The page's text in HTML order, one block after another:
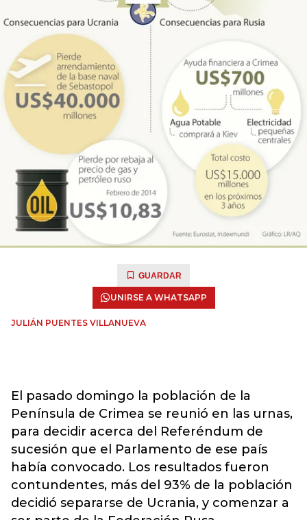
GUARDAR
UNIRSE A WHATSAPP
JULIÁN PUENTES VILLANUEVA
El pasado domingo la población de la
Península de Crimea se reunió en las urnas,
para decidir acerca del Referéndum de
sucesión que el Parlamento de ese país
había convocado. Los resultados fueron
contundentes, más del 93% de la población
decidió separarse de Ucrania, y comenzar a